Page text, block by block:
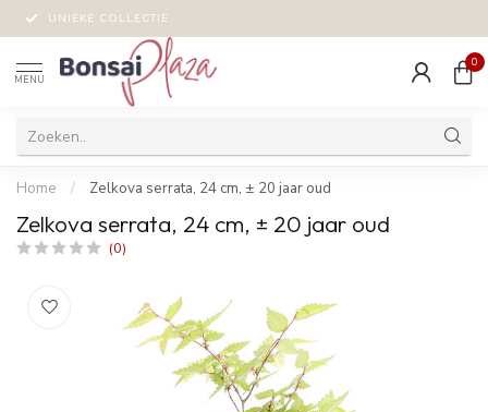
UNIEKE COLLECTIE
MENU
0
Home / Zelkova serrata, 24 cm, ± 20 jaar oud
Zelkova serrata, 24 cm, ± 20 jaar oud
(0)